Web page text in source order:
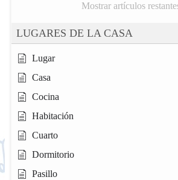
Mostrar artículos
LUGARES DE LA CASA
Lugar
Casa
Cocina
Habitación
Cuarto
Dormitorio
Pasillo